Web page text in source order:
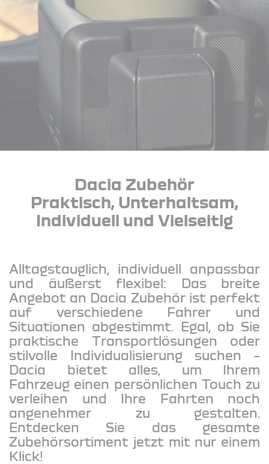
Dacia Zubehör
Praktisch, Unterhaltsam,
Individuell und Vielseitig
Alltagstauglich, individuell anpassbar
und äußerst flexibel: Das breite
Angebot an Dacia Zubehör ist perfekt
auf verschiedene Fahrer und
Situationen abgestimmt. Egal, ob Sie
praktische Transportlösungen oder
stilvolle Individualisierung suchen –
Dacia bietet alles, um Ihrem
Fahrzeug einen persönlichen Touch zu
verleihen und Ihre Fahrten noch
angenehmer zu gestalten.
Entdecken Sie das gesamte
Zubehörsortiment jetzt mit nur einem
Klick!